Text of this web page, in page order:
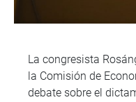
La congresista
la Comisión de
debate sobre el